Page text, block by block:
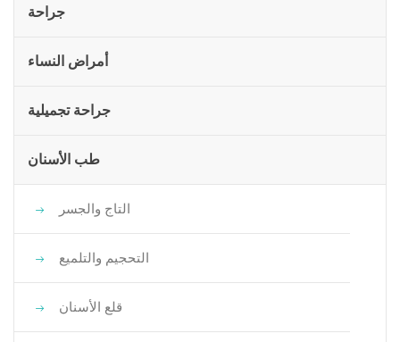
جراحة
أمراض النساء
جراحة تجميلية
طب الأسنان
التاج والجسر
التحجيم والتلميع
قلع الأسنان